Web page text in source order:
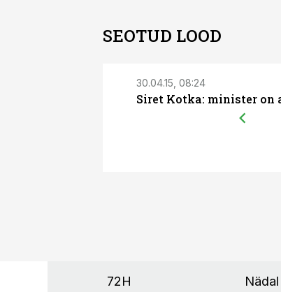
SEOTUD LOOD
30.04.15, 08:24
Siret Kotka: minister on
72H Nädal